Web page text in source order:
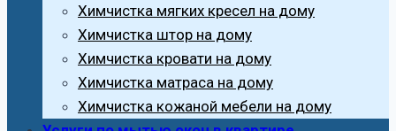
Химчистка мягких кресел на дому
Химчистка штор на дому
Химчистка кровати на дому
Химчистка матраса на дому
Химчистка кожаной мебели на дому